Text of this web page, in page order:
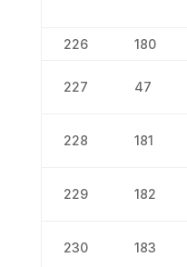
226 180
227 47
228 181
229 182
230 183